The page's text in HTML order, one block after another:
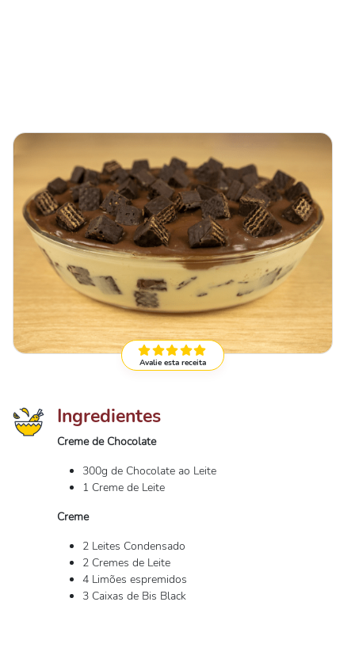
Avalie esta receita
Ingredientes
Creme de Chocolate
300g de Chocolate ao Leite
1 Creme de Leite
Creme
2 Leites Condensado
2 Cremes de Leite
4 Limões espremidos
3 Caixas de Bis Black